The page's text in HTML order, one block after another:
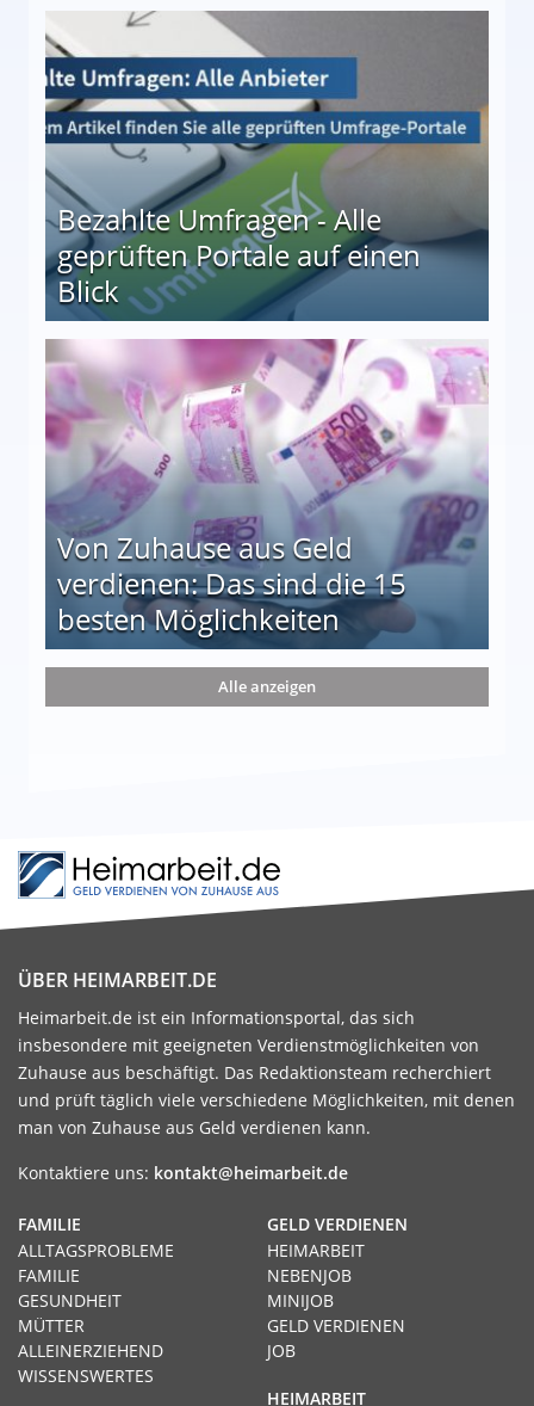
Bezahlte Umfragen - Alle
geprüften Portale auf einen
Blick
auf einen Blick
Von Zuhause aus Geld
verdienen: Das sind die 15
besten Möglichkeiten
die 15 besten Möglichkeiten
Alle anzeigen
ÜBER HEIMARBEIT.DE
Heimarbeit.de ist ein Informationsportal, das sich
insbesondere mit geeigneten Verdienstmöglichkeiten von
Zuhause aus beschäftigt. Das Redaktionsteam recherchiert
und prüft täglich viele verschiedene Möglichkeiten, mit denen
man von Zuhause aus Geld verdienen kann.
Kontaktiere uns: kontakt@heimarbeit.de
GELD VERDIENEN
HEIMARBEIT
NEBENJOB
MINIJOB
GELD VERDIENEN
JOB
HEIMARBEIT
FAMILIE
ALLTAGSPROBLEME
FAMILIE
GESUNDHEIT
MÜTTER
ALLEINERZIEHEND
WISSENSWERTES